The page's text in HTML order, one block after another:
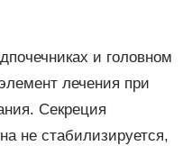
и головном
лечения при
Секреция
не стабилизируется,